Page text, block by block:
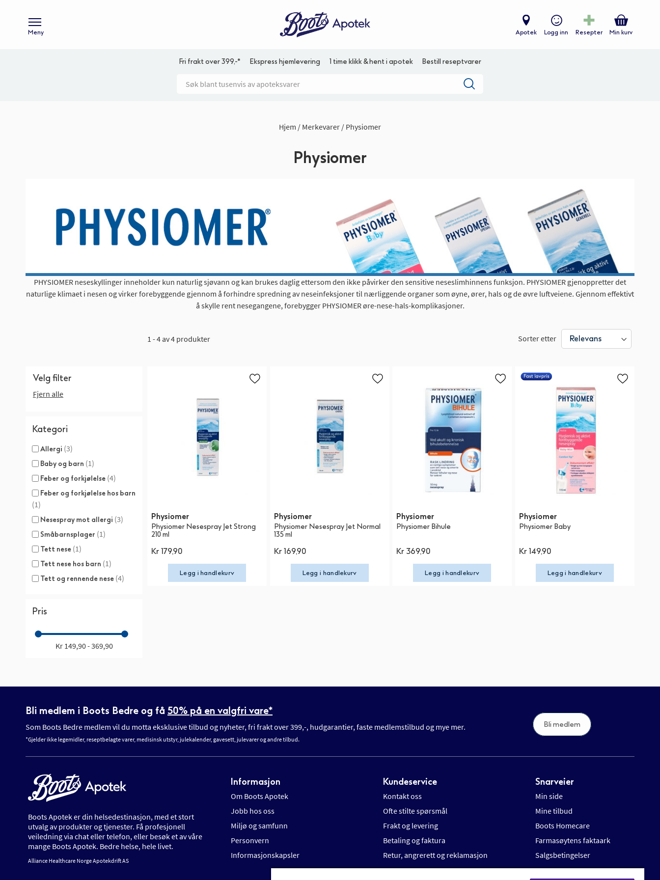
Meny Apotek Logg inn Resepter Min kurv
Fri frakt over 399,-* Ekspress hjemlevering 1 time klikk & hent i apotek Bestill reseptvarer
Hjem Merkevarer Physiomer
Physiomer
PHYSIOMER neseskyllinger inneholder kun naturlig sjøvann og kan brukes daglig ettersom den ikke påvirker den sensitive neseslimhinnens funksjon. PHYSIOMER gjenoppretter det
naturlige klimaet i nesen og virker forebyggende gjennom å forhindre spredning av neseinfeksjoner til nærliggende organer som øyne, ører, hals og de øvre luftveiene. Gjennom effektivt
å skylle rent nesegangene, forebygger PHYSIOMER øre-nese-hals-komplikasjoner.
Velg filter
Fjern alle
Kategori
Allergi (3)
Baby og barn (1)
Feber og forkjølelse (4)
Feber og forkjølelse hos barn
(1)
Nesespray mot allergi (3)
Småbarnsplager (1)
Tett nese (1)
Tett nese hos barn (1)
Tett og rennende nese (4)
Pris
Kr 149,90 - 369,90
1 - 4 av 4 produkter Sorter etter
Physiomer
Physiomer Nesespray Jet Strong
210 ml
Kr 179,90
Legg i handlekurv
Physiomer
Physiomer Nesespray Jet Normal
135 ml
Kr 169,90
Legg i handlekurv
Physiomer
Physiomer Bihule
Kr 369,90
Legg i handlekurv
Physiomer
Physiomer Baby
Kr 149,90
Legg i handlekurv
Bli medlem i Boots Bedre og få 50% på en valgfri vare*
Som Boots Bedre medlem vil du motta eksklusive tilbud og nyheter, fri frakt over 399,-, hudgarantier, faste medlemstilbud og mye mer.
*Gjelder ikke legemidler, reseptbelagte varer, medisinsk utstyr, julekalender, gavesett, julevarer og andre tilbud.
Bli medlem
Boots Apotek er din helsedestinasjon, med et stort
utvalg av produkter og tjenester. Få profesjonell
veiledning via chat eller telefon, eller besøk et av våre
mange Boots Apotek. Bedre helse, hele livet.
Alliance Healthcare Norge Apotekdrift AS
Informasjon
Om Boots Apotek
Jobb hos oss
Miljø og samfunn
Personvern
Informasjonskapsler
Kundeservice
Kontakt oss
Ofte stilte spørsmål
Frakt og levering
Betaling og faktura
Retur, angrerett og reklamasjon
Snarveier
Min side
Mine tilbud
Boots Homecare
Farmasøytens faktaark
Salgsbetingelser